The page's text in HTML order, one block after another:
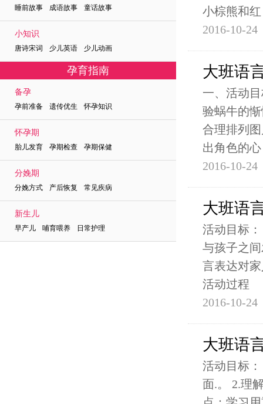
睡前故事 成语故事 童话故事
小知识
唐诗宋词 少儿英语 少儿动画
孕育指南
备孕
孕前准备 遗传优生 怀孕知识
怀孕期
胎儿发育 孕期检查 孕期保健
分娩期
分娩方式 产后恢复 常见疾病
新生儿
早产儿 哺育喂养 日常护理
小棕熊和红
2016-10-24
大班语
一、活动
验蜗牛的
合理排列
出角色的心
2016-10-24
大班语
活动目标
与孩子之
言表达对
活动过程
2016-10-24
大班语
活动目标
面.。 2.理